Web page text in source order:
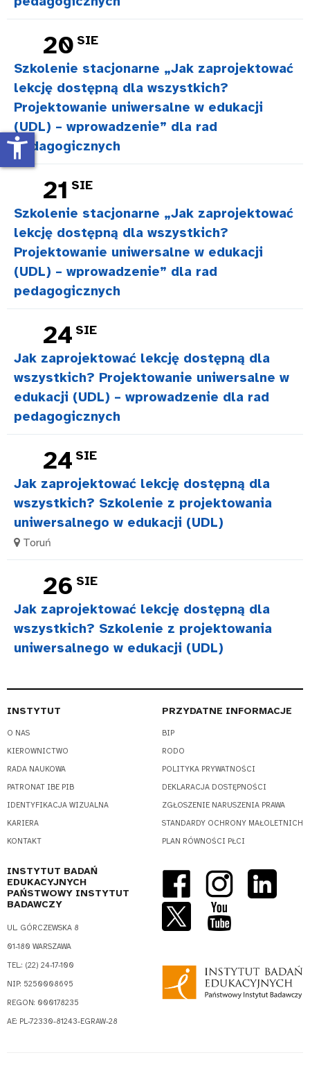
20 SIE
Szkolenie stacjonarne „Jak zaprojektować
lekcję dostępną dla wszystkich?
Projektowanie uniwersalne w edukacji
(UDL) – wprowadzenie” dla rad
pedagogicznych
21 SIE
Szkolenie stacjonarne „Jak zaprojektować
lekcję dostępną dla wszystkich?
Projektowanie uniwersalne w edukacji
(UDL) – wprowadzenie” dla rad
pedagogicznych
24 SIE
Jak zaprojektować lekcję dostępną dla
wszystkich? Projektowanie uniwersalne w
edukacji (UDL) – wprowadzenie dla rad
pedagogicznych
24 SIE
Jak zaprojektować lekcję dostępną dla
wszystkich? Szkolenie z projektowania
uniwersalnego w edukacji (UDL)
Toruń
26 SIE
Jak zaprojektować lekcję dostępną dla
wszystkich? Szkolenie z projektowania
uniwersalnego w edukacji (UDL)
INSTYTUT
O NAS
KIEROWNICTWO
RADA NAUKOWA
PATRONAT IBE PIB
IDENTYFIKACJA WIZUALNA
KARIERA
KONTAKT
PRZYDATNE INFORMACJE
BIP
RODO
POLITYKA PRYWATNOŚCI
DEKLARACJA DOSTĘPNOŚCI
ZGŁOSZENIE NARUSZENIA PRAWA
STANDARDY OCHRONY MAŁOLETNICH
PLAN RÓWNOŚCI PŁCI
INSTYTUT BADAŃ
EDUKACYJNYCH
PAŃSTWOWY INSTYTUT
BADAWCZY
UL. GÓRCZEWSKA 8
01-180 WARSZAWA
TEL.: (22) 24-17-100
NIP: 5250008695
REGON: 000178235
AE: PL-72330-81243-EGRAW-28
accessibility_new